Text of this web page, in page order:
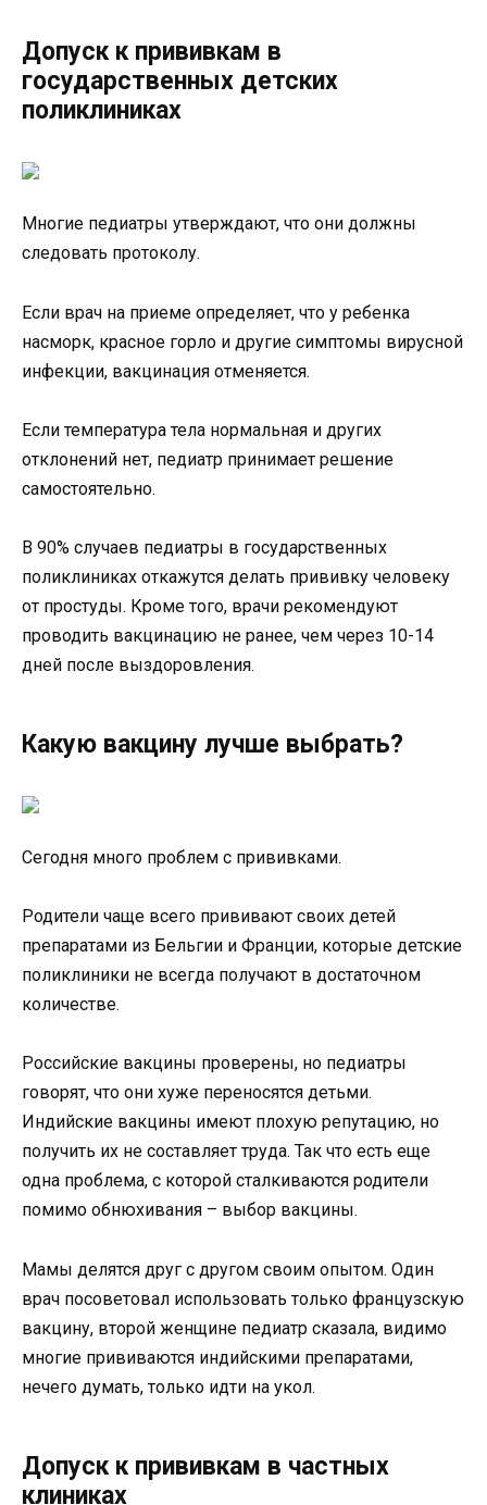
Допуск к прививкам в
государственных детских
поликлиниках
Многие педиатры утверждают, что они должны
следовать протоколу.
Если врач на приеме определяет, что у ребенка
насморк, красное горло и другие симптомы вирусной
инфекции, вакцинация отменяется.
Если температура тела нормальная и других
отклонений нет, педиатр принимает решение
самостоятельно.
В 90% случаев педиатры в государственных
поликлиниках откажутся делать прививку человеку
от простуды. Кроме того, врачи рекомендуют
проводить вакцинацию не ранее, чем через 10-14
дней после выздоровления.
Какую вакцину лучше выбрать?
Сегодня много проблем с прививками.
Родители чаще всего прививают своих детей
препаратами из Бельгии и Франции, которые детские
поликлиники не всегда получают в достаточном
количестве.
Российские вакцины проверены, но педиатры
говорят, что они хуже переносятся детьми.
Индийские вакцины имеют плохую репутацию, но
получить их не составляет труда. Так что есть еще
одна проблема, с которой сталкиваются родители
помимо обнюхивания – выбор вакцины.
Мамы делятся друг с другом своим опытом. Один
врач посоветовал использовать только французскую
вакцину, второй женщине педиатр сказала, видимо
многие прививаются индийскими препаратами,
нечего думать, только идти на укол.
Допуск к прививкам в частных
клиниках